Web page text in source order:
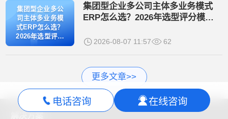
集团型企业多公
司主体多业务模
式ERP怎么选？
2026年选型评分
模型与主流厂商
集团型企业多公司主体多业务模式
ERP怎么选？2026年选型评分模型
2026-08-07 11:57 62
更多文章>>
电话咨询 在线咨询